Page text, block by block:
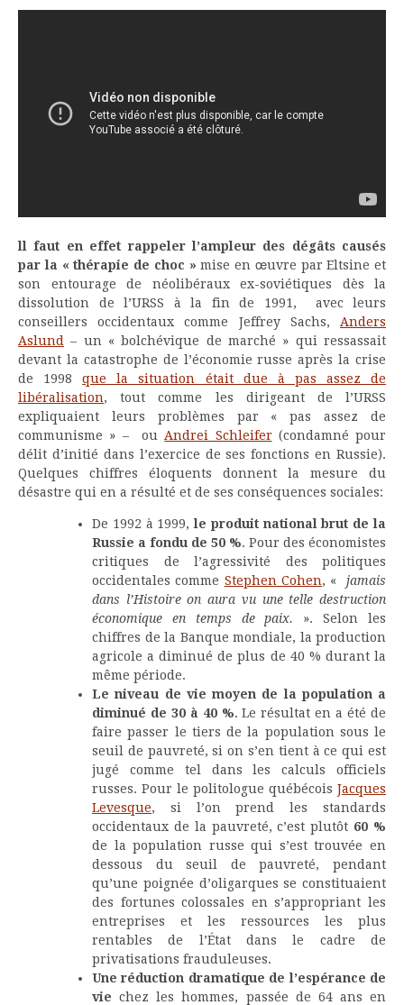
ll faut en effet rappeler l’ampleur des dégâts causés
par la « thérapie de choc » mise en œuvre par Eltsine et
son entourage de néolibéraux ex-soviétiques dès la
dissolution de l’URSS à la fin de 1991, avec leurs
conseillers occidentaux comme Jeffrey Sachs, Anders
Aslund
– un « bolchévique de marché » qui ressassait
devant la catastrophe de l’économie russe après la crise
de 1998que la situation était due à pas assez de
libéralisation, tout comme les dirigeant de l’URSS
expliquaient leurs problèmes par « pas assez de
communisme » – ou Andrei Schleifer(condamné pour
délit d’initié dans l’exercice de ses fonctions en Russie).
Quelques chiffres éloquents donnent la mesure du
désastre qui en a résulté et de ses conséquences sociales:
De 1992 à 1999,le produit national brut de la
Russie a fondu de 50 %. Pour des économistes
critiques de l’agressivité des politiques
occidentales comme Stephen Cohen, «
jamais
dans l’Histoire on aura vu une telle destruction
économique en temps de paix. ». Selon les
chiffres de la Banque mondiale, la production
agricole a diminué de plus de 40 % durant la
même période.
Le niveau de vie moyen de la population a
diminué de 30 à 40 %. Le résultat en a été de
faire passer le tiers de la population sous le
seuil de pauvreté, si on s’en tient à ce qui est
jugé comme tel dans les calculs officiels
russes. Pour le politologue québécois Jacques
Levesque, si l’on prend les standards
occidentaux de la pauvreté, c’est plutôt 60 %
de la population russe qui s’est trouvée en
dessous du seuil de pauvreté, pendant
qu’une poignée d’oligarques se constituaient
des fortunes colossales en s’appropriant les
entreprises et les ressources les plus
rentables de l’État dans le cadre de
privatisations frauduleuses.
Une réduction dramatique de l’espérance de
vie chez les hommes, passée de 64 ans en